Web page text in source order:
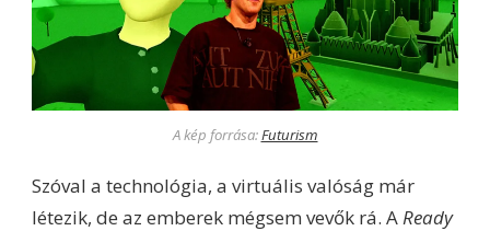
A kép forrása:Futurism
Szóval a technológia, a virtuális valóság már
létezik, de az emberek mégsem vevők rá. AReady